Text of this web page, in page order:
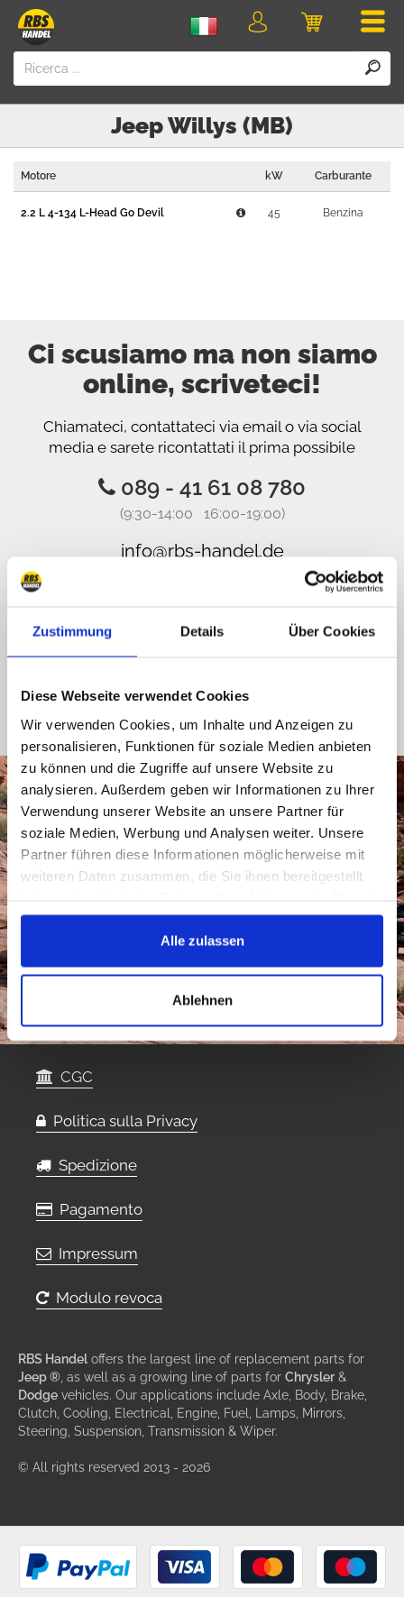
Zustimmung Details Über Cookies
Diese Webseite verwendet Cookies
Wir verwenden Cookies, um Inhalte und Anzeigen zu
personalisieren, Funktionen für soziale Medien anbieten
zu können und die Zugriffe auf unsere Website zu
analysieren. Außerdem geben wir Informationen zu Ihrer
Verwendung unserer Website an unsere Partner für
soziale Medien, Werbung und Analysen weiter. Unsere
Partner führen diese Informationen möglicherweise mit
weiteren Daten zusammen, die Sie ihnen bereitgestellt
gesammelt haben.
Alle zulassen
Ablehnen
Carrello
login
JeepWillys (MB)
Motore kW Carburante
2.2 L 4-134 L-Head Go Devil 45 Benzina
Ci scusiamo ma non siamo
online, scriveteci!
Chiamateci, contattateci via email o via social
media e sarete ricontattati il prima possibile
089 - 41 61 08 780
(9:30-14:00 16:00-19:00)
info@rbs-handel.de
CGC
Politica sulla Privacy
Spedizione
Pagamento
Impressum
Modulo revoca
RBS Handel offers the largest line of replacement parts for
Jeep ® , as well as a growing line of parts for Chrysler &
Dodge vehicles. Our applications include Axle, Body, Brake,
Clutch, Cooling, Electrical, Engine, Fuel, Lamps, Mirrors,
Steering, Suspension, Transmission & Wiper.
© All rights reserved 2013 - 2026